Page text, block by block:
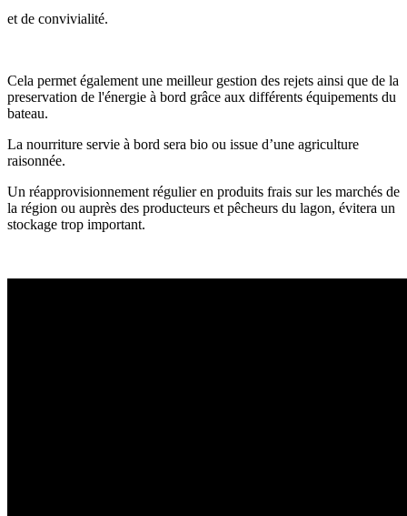
et de convivialité.
Cela permet également une meilleur gestion des rejets ainsi que de la
preservation de l'énergie à bord grâce aux différents équipements du
bateau.
La nourriture servie à bord sera bio ou issue d’une agriculture
raisonnée.
Un réapprovisionnement régulier en produits frais sur les marchés de
la région ou auprès des producteurs et pêcheurs du lagon, évitera un
stockage trop important.